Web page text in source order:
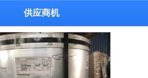
供应商机